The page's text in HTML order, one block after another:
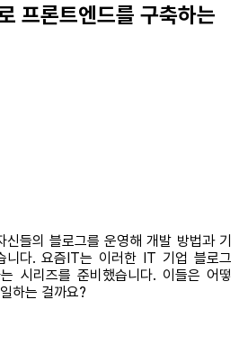
프론트엔드를 구축하는
들의 블로그를 운영해 개발 방법과 기
니다. 요즘IT는 이러한 IT 기업 블로그
시리즈를 준비했습니다. 이들은 어떻
하는 걸까요?